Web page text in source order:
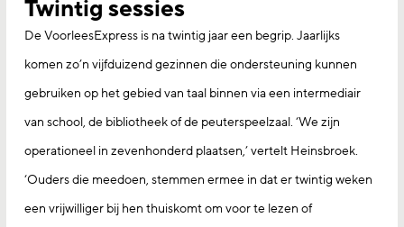
Twintig sessies
De VoorleesExpress is na twintig jaar een begrip. Jaarlijks
komen zo’n vijfduizend gezinnen die ondersteuning kunnen
gebruiken op het gebied van taal binnen via een intermediair
van school, de bibliotheek of de peuterspeelzaal. ‘We zijn
operationeel in zevenhonderd plaatsen,’ vertelt Heinsbroek.
‘Ouders die meedoen, stemmen ermee in dat er twintig weken
een vrijwilliger bij hen thuiskomt om voor te lezen of